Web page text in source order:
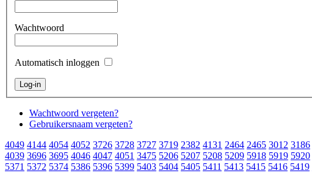
Wachtwoord
Automatisch inloggen
Wachtwoord vergeten?
Gebruikersnaam vergeten?
4049 4144 4054 4052 3726 3728 3727 3719 2382 4131 2464 2465 3012 3186
4039 3696 3695 4046 4047 4051 3475 5206 5207 5208 5209 5918 5919 5920
5371 5372 5374 5386 5396 5399 5403 5404 5405 5411 5413 5415 5416 5419